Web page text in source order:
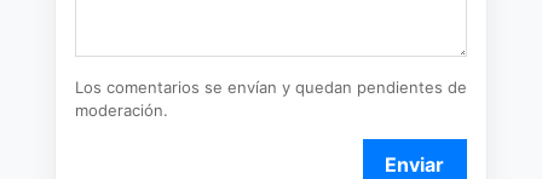
Los comentarios se envían y quedan pendientes de
moderación.
Enviar